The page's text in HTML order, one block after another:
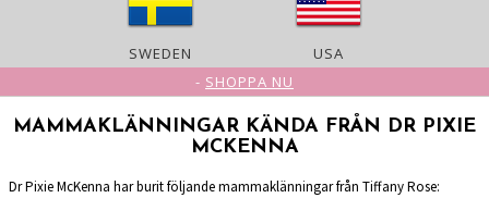
SWEDEN
USA
- SHOPPA NU
MAMMAKLÄNNINGAR KÄNDA FRÅN DR PIXIE
MCKENNA
Dr Pixie McKenna har burit följande mammaklänningar från Tiffany Rose: